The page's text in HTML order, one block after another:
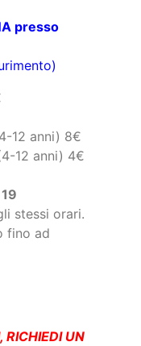
presso
12 anni) 8€
12 anni) 4€
stessi orari.
fino ad
RICHIEDI UN